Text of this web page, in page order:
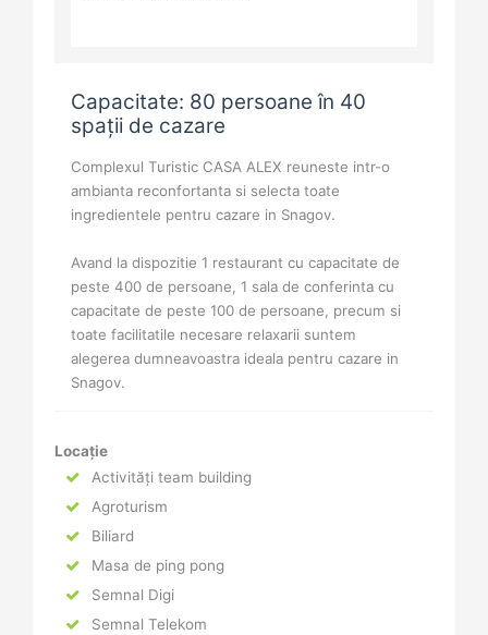
Capacitate: 80 persoane în 40
spații de cazare
Complexul Turistic CASA ALEX reuneste intr-o
ambianta reconfortanta si selecta toate
ingredientele pentru cazare in Snagov.
Avand la dispozitie 1 restaurant cu capacitate de
peste 400 de persoane, 1 sala de conferinta cu
capacitate de peste 100 de persoane, precum si
toate facilitatile necesare relaxarii suntem
alegerea dumneavoastra ideala pentru cazare in
Snagov.
Locație
Activități team building
Agroturism
Biliard
Masa de ping pong
Semnal Digi
Semnal Telekom